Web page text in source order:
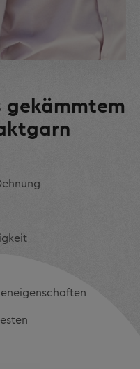
gekämmtem